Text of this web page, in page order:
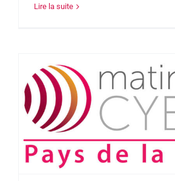
Lire la suite